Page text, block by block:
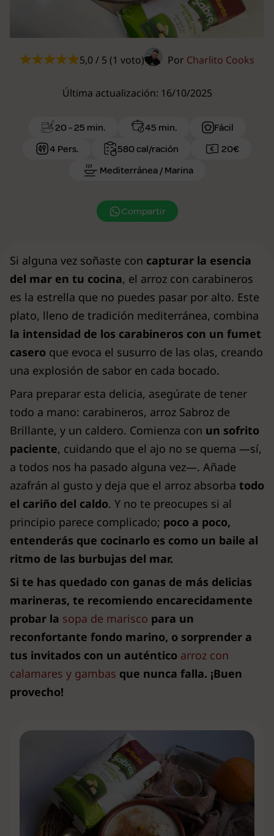
5,0 / 5 (1 voto) Por Charlito Cooks
Última actualización: 16/10/2025
20 - 25 min. 45 min.
Fácil
4 Pers.
580 cal/ración
20€
Mediterránea / Marina
Compartir
Si alguna vez soñaste con capturar la esencia
del mar en tu cocina, el arroz con carabineros
es la estrella que no puedes pasar por alto. Este
plato, lleno de tradición mediterránea, combina
la intensidad de los carabineros con un fumet
casero que evoca el susurro de las olas, creando
una explosión de sabor en cada bocado.
Para preparar esta delicia, asegúrate de tener
todo a mano: carabineros, arroz Sabroz de
Brillante, y un caldero. Comienza con un sofrito
paciente, cuidando que el ajo no se quema —sí,
a todos nos ha pasado alguna vez—. Añade
azafrán al gusto y deja que el arroz absorba todo
el cariño del caldo. Y no te preocupes si al
principio parece complicado; poco a poco,
entenderás que cocinarlo es como un baile al
ritmo de las burbujas del mar.
Si te has quedado con ganas de más delicias
marineras, te recomiendo encarecidamente
probar la sopa de marisco para un
reconfortante fondo marino, o sorprender a
tus invitados con un auténtico arroz con
calamares y gambas que nunca falla. ¡Buen
provecho!